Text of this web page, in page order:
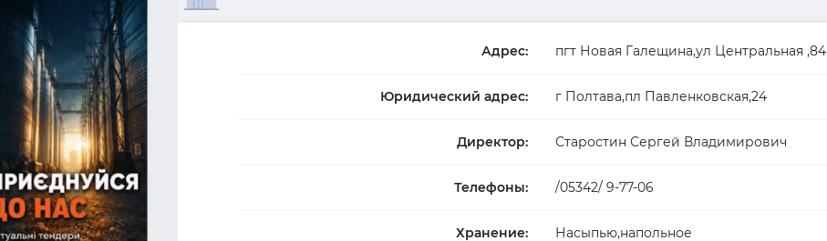
Адрес: пгт Новая Галещина,ул Центральная ,84
Юридический адрес: г Полтава,пл Павленковская,24
Директор: Старостин Сергей Владимирович
Телефоны: /05342/ 9-77-06
Хранение: Насыпью,напольное